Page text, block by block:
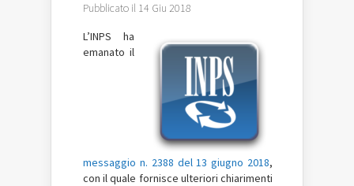
Pubblicato il 14 Giu 2018
L’INPS ha
emanato il
messaggio n. 2388 del 13 giugno 2018,
con il quale fornisce ulteriori chiarimenti